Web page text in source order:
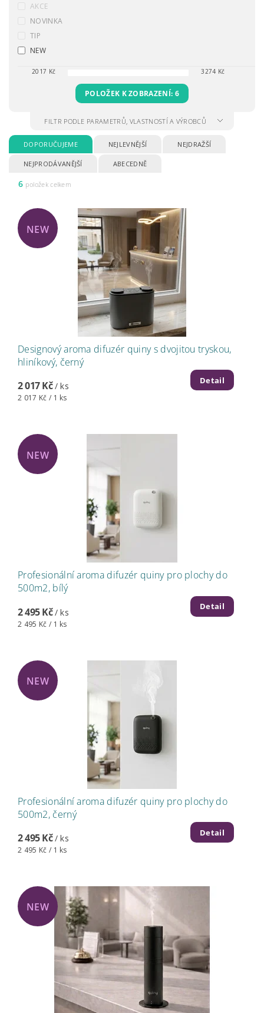
AKCE
NOVINKA
TIP
NEW
2017 Kč 3274 Kč
POLOŽEK K ZOBRAZENÍ: 6
FILTR PODLE PARAMETRŮ, VLASTNOSTÍ A VÝROBCŮ
DOPORUČUJEME NEJLEVNĚJŠÍ NEJDRAŽŠÍ
NEJPRODÁVANĚJŠÍ ABECEDNĚ
6 položek celkem
NEW
Designový aroma difuzér quiny s dvojitou tryskou,
hliníkový, černý
2 017 Kč/ ks
2 017 Kč / 1 ks
Detail
NEW
Profesionální aroma difuzér quiny pro plochy do
500m2, bílý
2 495 Kč/ ks
2 495 Kč / 1 ks
Detail
NEW
Profesionální aroma difuzér quiny pro plochy do
500m2, černý
2 495 Kč/ ks
2 495 Kč / 1 ks
Detail
NEW